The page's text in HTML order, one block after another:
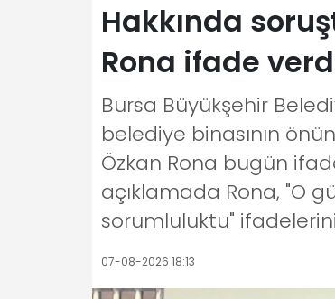
Hakkında
Rona ifade
Bursa Büyükşehir
belediye binasının
Özkan Rona bugün
açıklamada Rona, "O
sorumluluktu"
07-08-2026 18:13